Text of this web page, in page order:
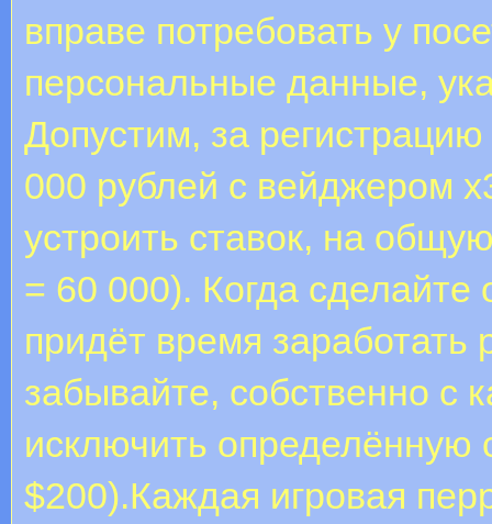
вправе потребовать у
персональные данные,
Допустим, за
000 рублей с вейджером
устроить ставок, на
= 60 000). Когда сделайте
придёт время
забывайте, собственно с
исключить
$200).Каждая игровая